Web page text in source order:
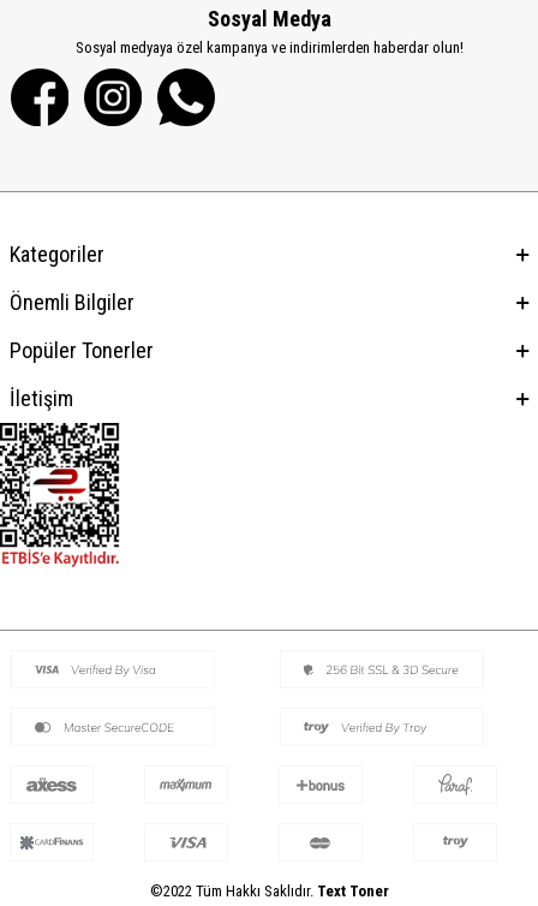
Sosyal Medya
Sosyal medyaya özel kampanya ve indirimlerden haberdar olun!
Kategoriler
Önemli Bilgiler
Popüler Tonerler
İletişim
©2022 Tüm Hakkı Saklıdır. Text Toner